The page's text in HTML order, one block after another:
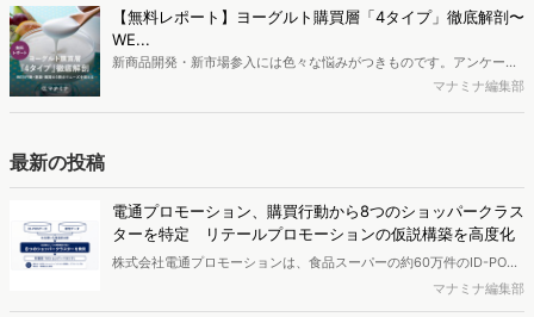
ち、スマートフォンを取り巻く環境が成熟するなか、新興SNSの台頭
により高校生のデジタルライフスタイルは新たな変化を見せていま
す。※資料は記事内の入力フォームより、ダウンロードいただけま
【無料レポート】ヨーグルト購買層「4タイプ」徹底解剖〜
WE...
新商品開発・新市場参入には色々な悩みがつきものです。アンケート
調査を実施しても、購買実態が不透明、新商品の受容性も判断しきれ
ポートとなっています。※本レポートは記事のフォームから無料でダ
ウンロードできます。
マナミナ編集部
最新の投稿
電通プロモーション、購買行動から8つのショッパークラス
ターを特定 リテールプロモーションの仮説構築を高度化
株式会社電通プロモーションは、食品スーパーの約60万件のID-POS
データと生活者の定性データをAIで分析し、購買行動の特徴に基づい
た8つのショッパークラスターを特定しました。これにより購買時点
マナミナ編集部